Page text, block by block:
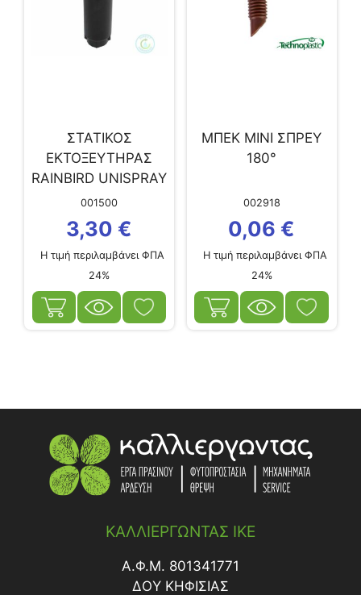
ΣΤΑΤΙΚΟΣ
ΕΚΤΟΞΕΥΤΗΡΑΣ
RAINBIRD UNISPRAY
4” 10
001500
3,30 €
Η τιμή περιλαμβάνει ΦΠΑ
24%
ΜΠΕΚ MΙΝΙ ΣΠΡΕΥ
180°
002918
0,06 €
Η τιμή περιλαμβάνει ΦΠΑ
24%
ΚΑΛΛΙΕΡΓΩΝΤΑΣ ΙΚΕ
Α.Φ.Μ. 801341771
ΔΟY ΚΗΦΙΣΙΑΣ